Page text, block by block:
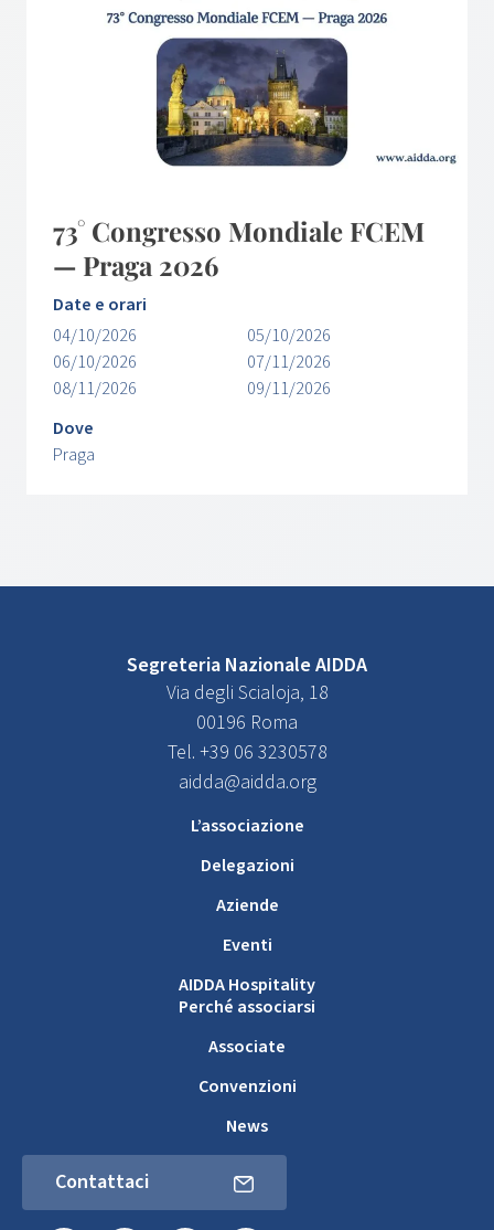
73° Congresso Mondiale FCEM
— Praga 2026
Date e orari
04/10/2026
05/10/2026
06/10/2026
07/11/2026
08/11/2026
09/11/2026
Dove
Praga
Segreteria Nazionale AIDDA
Via degli Scialoja, 18
00196 Roma
Tel. +39 06 3230578
aidda@aidda.org
L’associazione
Delegazioni
Aziende
Eventi
AIDDA Hospitality
Perché associarsi
Associate
Convenzioni
News
Contattaci